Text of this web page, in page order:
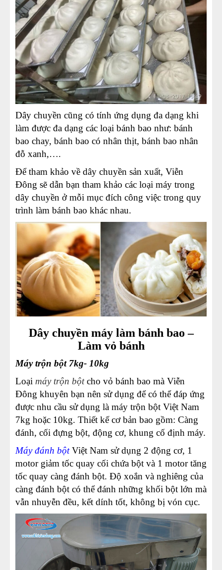
Dây chuyền cũng có tính ứng dụng đa dạng khi
làm được đa dạng các loại bánh bao như: bánh
bao chay, bánh bao có nhân thịt, bánh bao nhân
đỗ xanh,….
Để tham khảo về dây chuyền sản xuất, Viễn
Đông sẽ dẫn bạn tham khảo các loại máy trong
dây chuyền ở mỗi mục đích công việc trong quy
trình làm bánh bao khác nhau.
Dây chuyền máy làm bánh bao –
Làm vỏ bánh
Máy trộn bột 7kg- 10kg
Loại máy trộn bộtcho vỏ bánh bao mà Viễn
Đông khuyên bạn nên sử dụng để có thể đáp ứng
được nhu cầu sử dụng là máy trộn bột Việt Nam
7kg hoặc 10kg. Thiết kế cơ bản bao gồm: Càng
đánh, cối đựng bột, động cơ, khung cố định máy.
Máy đánh bột Việt Nam sử dụng 2 động cơ, 1
motor giảm tốc quay cối chứa bột và 1 motor tăng
tốc quay càng đánh bột. Độ xoắn và nghiêng của
càng đánh bột có thể đánh những khối bột lớn mà
vẫn nhuyễn đều, kết dính tốt, không bị vón cục.